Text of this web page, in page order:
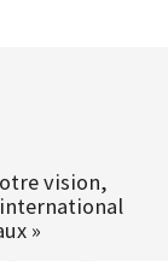
vision,
»